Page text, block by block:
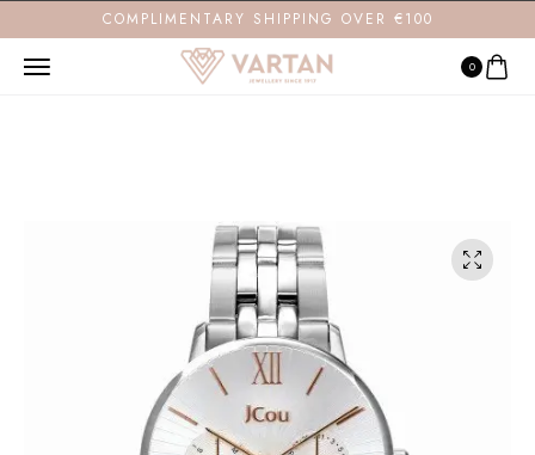
COMPLIMENTARY SHIPPING OVER €100
0